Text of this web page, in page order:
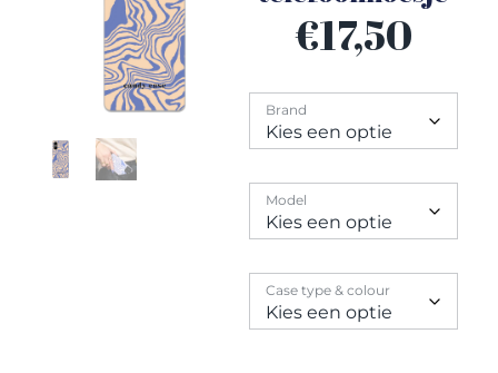
€17,50
Brand
Model
Case type & colour